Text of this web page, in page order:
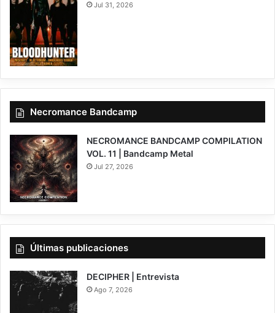
Jul 31, 2026
Necromance Bandcamp
NECROMANCE BANDCAMP COMPILATION
VOL. 11 | Bandcamp Metal
Jul 27, 2026
Últimas publicaciones
DECIPHER | Entrevista
Ago 7, 2026